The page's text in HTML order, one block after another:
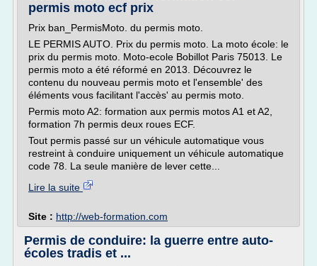
permis moto ecf prix
Prix ban_PermisMoto. du permis moto.
LE PERMIS AUTO. Prix du permis moto. La moto école: le
prix du permis moto. Moto-ecole Bobillot Paris 75013. Le
permis moto a été réformé en 2013. Découvrez le
contenu du nouveau permis moto et l'ensemble' des
éléments vous facilitant l'accès' au permis moto.
Permis moto A2: formation aux permis motos A1 et A2,
formation 7h permis deux roues ECF.
Tout permis passé sur un véhicule automatique vous
restreint à conduire uniquement un véhicule automatique
code 78. La seule manière de lever cette...
Lire la suite
Site : http://web-formation.com
Permis de conduire: la guerre entre auto-
écoles tradis et ...